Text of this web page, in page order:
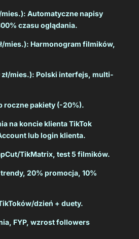
mies.): Automatyczne napisy
czasu oglądania.
mies.): Harmonogram filmików,
zł/mies.): Polski interfejs, multi-
roczne pakiety (-20%).
na koncie klienta TikTok
lub login klienta.
TikMatrix, test 5 filmików.
20% promocja, 10%
dzień + duety.
FYP, wzrost followers